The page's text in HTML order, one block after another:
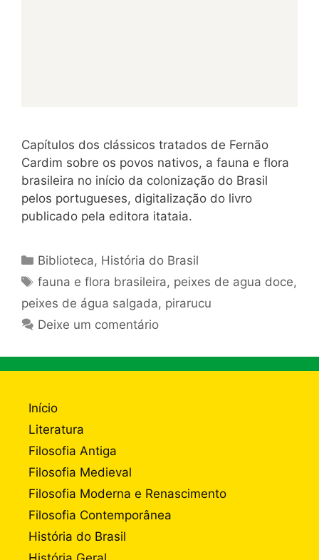
Capítulos dos clássicos tratados de Fernão
Cardim sobre os povos nativos, a fauna e flora
brasileira no início da colonização do Brasil
pelos portugueses, digitalização do livro
publicado pela editora itataia.
Categorias
Biblioteca, História do Brasil
Tags
fauna e flora brasileira, peixes de agua doce,
peixes de água salgada, pirarucu
Deixe um comentário
Início
Literatura
Filosofia Antiga
Filosofia Medieval
Filosofia Moderna e Renascimento
Filosofia Contemporânea
História do Brasil